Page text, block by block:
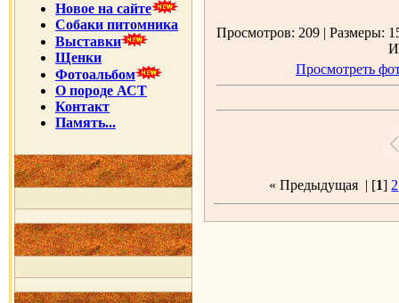
Новое на сайте
Собаки питомника
Выставки
Щенки
Фотоальбом
О породе АСТ
Контакт
Память...
Просмотров: 209 | Размеры:
Просмотреть
« Предыдущая | [1] 2